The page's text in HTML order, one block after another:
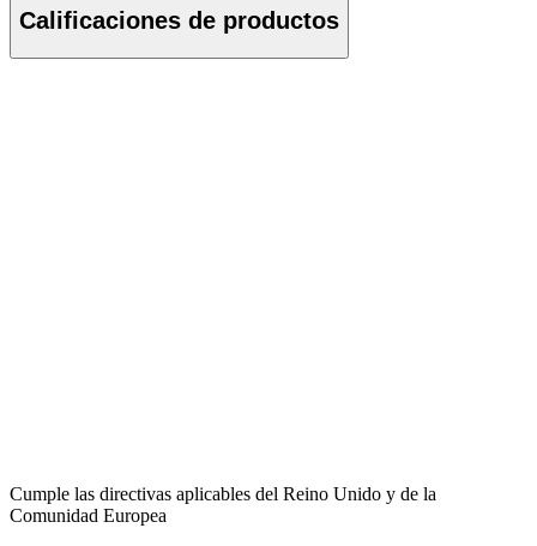
Calificaciones de productos
Cumple las directivas aplicables del Reino Unido y de la
Comunidad Europea